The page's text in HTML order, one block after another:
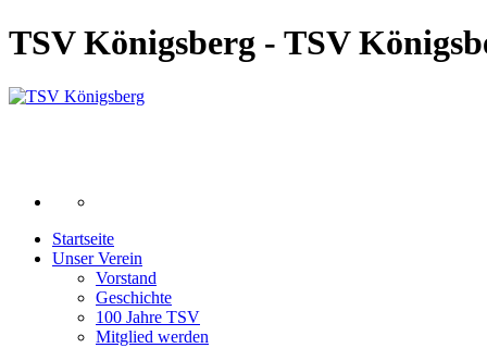
TSV Königsberg - TSV
Startseite
Unser Verein
Vorstand
Geschichte
100 Jahre TSV
Mitglied werden